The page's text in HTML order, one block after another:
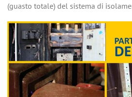
(guasto totale) del sistema di